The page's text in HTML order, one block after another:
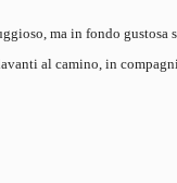
ma in fondo
al camino, in